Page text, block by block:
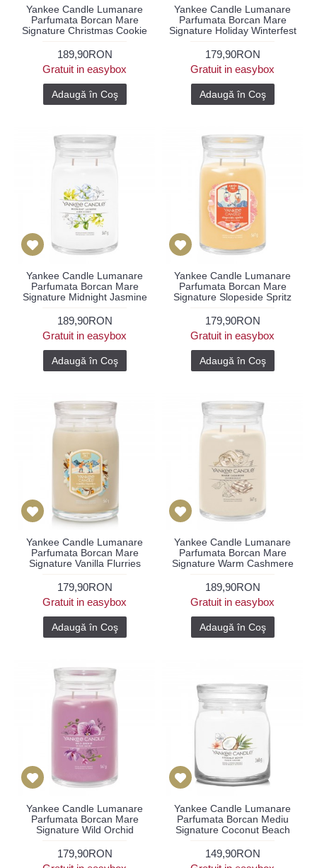
Yankee Candle Lumanare
Parfumata Borcan Mare
Signature Christmas Cookie
189,90RON
Gratuit in easybox
Adaugă în Coş
Yankee Candle Lumanare
Parfumata Borcan Mare
Signature Holiday Winterfest
179,90RON
Gratuit in easybox
Adaugă în Coş
Yankee Candle Lumanare
Parfumata Borcan Mare
Signature Midnight Jasmine
189,90RON
Gratuit in easybox
Adaugă în Coş
Yankee Candle Lumanare
Parfumata Borcan Mare
Signature Slopeside Spritz
179,90RON
Gratuit in easybox
Adaugă în Coş
Yankee Candle Lumanare
Parfumata Borcan Mare
Signature Vanilla Flurries
179,90RON
Gratuit in easybox
Adaugă în Coş
Yankee Candle Lumanare
Parfumata Borcan Mare
Signature Warm Cashmere
189,90RON
Gratuit in easybox
Adaugă în Coş
Yankee Candle Lumanare
Parfumata Borcan Mare
Signature Wild Orchid
179,90RON
Yankee Candle Lumanare
Parfumata Borcan Mediu
Signature Coconut Beach
149,90RON